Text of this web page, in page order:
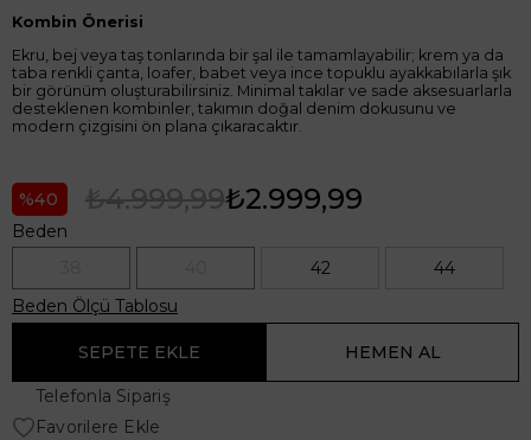
Kombin Önerisi
Ekru, bej veya taş tonlarında bir şal ile tamamlayabilir; krem ya da
taba renkli çanta, loafer, babet veya ince topuklu ayakkabılarla şık
bir görünüm oluşturabilirsiniz. Minimal takılar ve sade aksesuarlarla
desteklenen kombinler, takımın doğal denim dokusunu ve
modern çizgisini ön plana çıkaracaktır.
40 ₺4.999,99₺2.999,99
Beden
42
44
Beden Ölçü Tablosu
Telefonla Sipariş
Favorilere Ekle